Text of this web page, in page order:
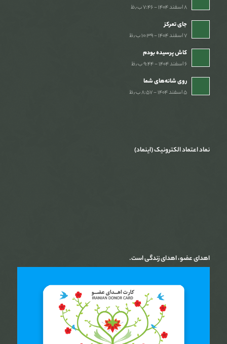
۸ اسفند ۱۴۰۴ - ۷:۴۶ ب٫ظ
جای تمرکز
۷ اسفند ۱۴۰۴ - ۱۰:۳۹ ب٫ظ
کاش پرسیده بودم
۶ اسفند ۱۴۰۴ - ۹:۴۴ ب٫ظ
روی شانه‌های شما
۵ اسفند ۱۴۰۴ - ۸:۵۷ ب٫ظ
نماد اعتماد الکترونیک (اینماد)
اهدای عضو، اهدای زندگی است.